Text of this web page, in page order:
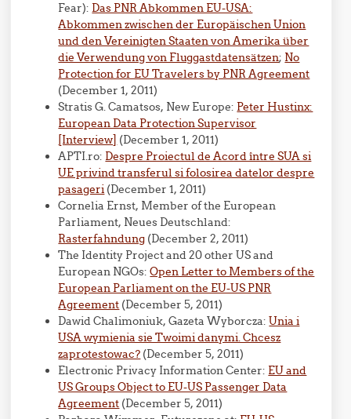
Fear): Das PNR Abkommen EU-USA:
Abkommen zwischen der Europäischen Union
und den Vereinigten Staaten von Amerika über
die Verwendung von Fluggastdatensätzen; No
Protection for EU Travelers by PNR Agreement
(December 1, 2011)
Stratis G. Camatsos, New Europe: Peter Hustinx:
European Data Protection Supervisor
[Interview] (December 1, 2011)
APTI.ro: Despre Proiectul de Acord între SUA si
UE privind transferul si folosirea datelor despre
pasageri (December 1, 2011)
Cornelia Ernst, Member of the European
Parliament, Neues Deutschland:
Rasterfahndung (December 2, 2011)
The Identity Project and 20 other US and
European NGOs:Open Letter to Members of the
European Parliament on the EU-US PNR
Agreement (December 5, 2011)
Dawid Chalimoniuk, Gazeta Wyborcza:Unia i
USA wymienia sie Twoimi danymi. Chcesz
zaprotestowac? (December 5, 2011)
Electronic Privacy Information Center: EU and
US Groups Object to EU-US Passenger Data
Agreement (December 5, 2011)